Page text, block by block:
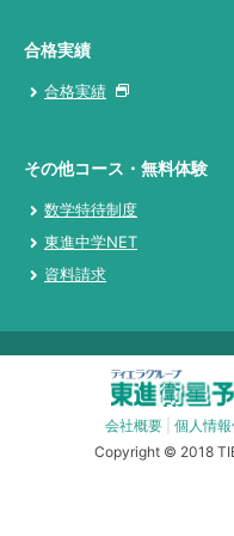
合格実績
合格実績
その他コース・無料体験
数学特待制度
東進中学NET
資料請求
会社概要 個人情
Copyright © 2018